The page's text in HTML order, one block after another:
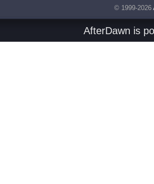
© 1999-2026
AfterDawn is